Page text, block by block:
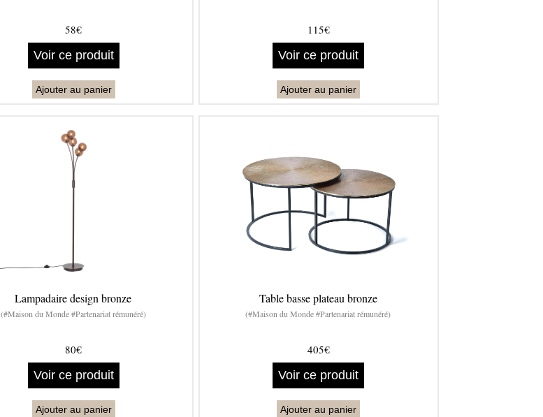
58€
Voir ce produit
Ajouter au panier
115€
Voir ce produit
Ajouter au panier
Lampadaire design bronze
(#Maison du Monde #Partenariat rémunéré)
80€
Voir ce produit
Ajouter au panier
Table basse plateau bronze
(#Maison du Monde #Partenariat rémunéré)
405€
Voir ce produit
Ajouter au panier